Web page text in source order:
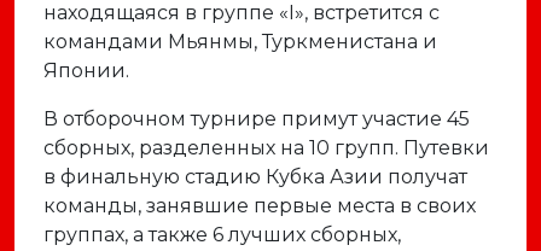
находящаяся в группе «I», встретится с
командами Мьянмы, Туркменистана и
Японии.
В отборочном турнире примут участие 45
сборных, разделенных на 10 групп. Путевки
в финальную стадию Кубка Азии получат
команды, занявшие первые места в своих
группах, а также 6 лучших сборных,